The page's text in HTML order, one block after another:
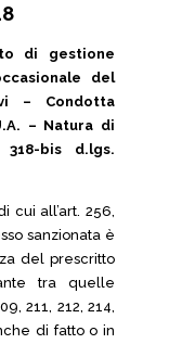
di gestione
del
– Condotta
– Natura di
bis d.lgs.
cui all’art. 256,
sanzionata è
del prescritto
tra quelle
211, 212, 214,
di fatto o in